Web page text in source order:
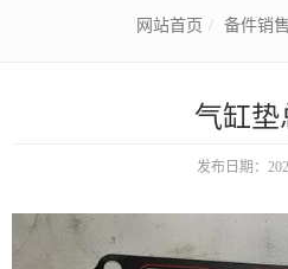
网站首页 备件销售
气缸垫
发布日期：